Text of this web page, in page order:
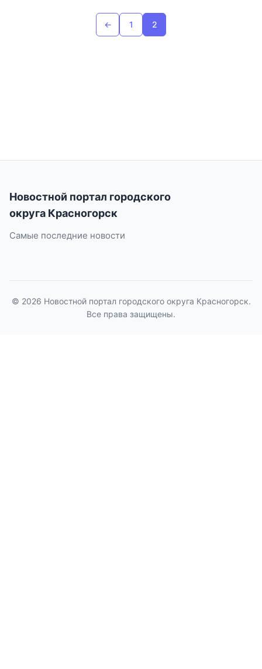
Пагинация записей
Предыдущая страница
← 1 2
Новостной портал городского
округа Красногорск
Самые последние новости
© 2026 Новостной портал городского округа Красногорск.
Все права защищены.